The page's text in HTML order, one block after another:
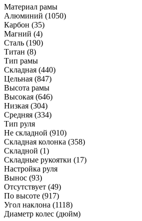
Материал рамы
Алюминий (1050)
Карбон (35)
Магний (4)
Сталь (190)
Титан (8)
Тип рамы
Складная (440)
Цельная (847)
Высота рамы
Высокая (646)
Низкая (304)
Средняя (334)
Тип руля
Не складной (910)
Складная колонка (358)
Складной (1)
Складные рукоятки (17)
Настройка руля
Вынос (93)
Отсутствует (49)
По высоте (917)
Угол наклона (1118)
Диаметр колес (дюйм)